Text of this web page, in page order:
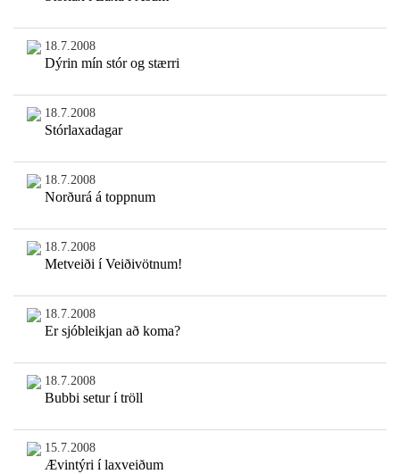
18.7.2008
Dýrin mín stór og stærri
18.7.2008
Stórlaxadagar
18.7.2008
Norðurá á toppnum
18.7.2008
Metveiði í Veiðivötnum!
18.7.2008
Er sjóbleikjan að koma?
18.7.2008
Bubbi setur í tröll
15.7.2008
Ævintýri í laxveiðum